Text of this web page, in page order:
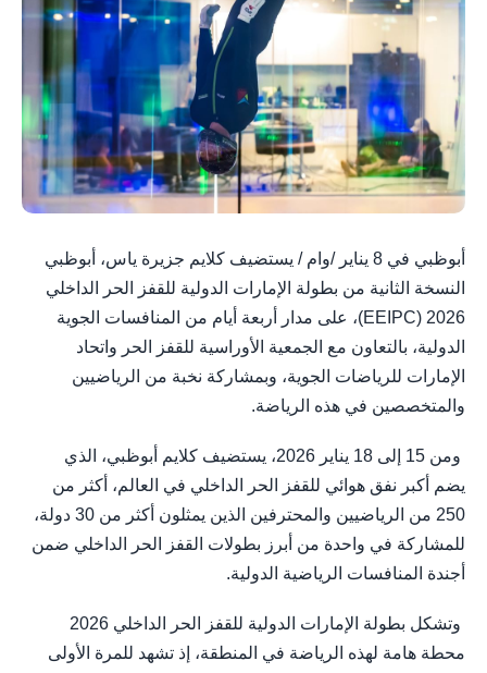
أبوظبي في 8 يناير /وام / يستضيف كلايم جزيرة ياس، أبوظبي
النسخة الثانية من بطولة الإمارات الدولية للقفز الحر الداخلي
2026 (EEIPC)، على مدار أربعة أيام من المنافسات الجوية
الدولية، بالتعاون مع الجمعية الأوراسية للقفز الحر واتحاد
الإمارات للرياضات الجوية، وبمشاركة نخبة من الرياضيين
والمتخصصين في هذه الرياضة.
ومن 15 إلى 18 يناير 2026، يستضيف كلايم أبوظبي، الذي
يضم أكبر نفق هوائي للقفز الحر الداخلي في العالم، أكثر من
250 من الرياضيين والمحترفين الذين يمثلون أكثر من 30 دولة،
للمشاركة في واحدة من أبرز بطولات القفز الحر الداخلي ضمن
أجندة المنافسات الرياضية الدولية.
وتشكل بطولة الإمارات الدولية للقفز الحر الداخلي 2026
محطة هامة لهذه الرياضة في المنطقة، إذ تشهد للمرة الأولى